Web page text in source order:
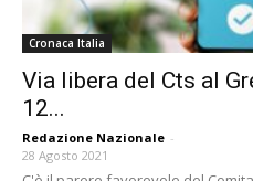
Cronaca Italia
Via libera del Cts al
12...
Redazione Nazionale -
28 Agosto 2021